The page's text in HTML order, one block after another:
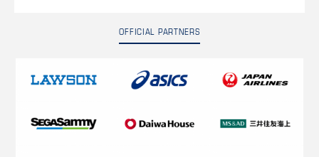
OFFICIAL PARTNERS